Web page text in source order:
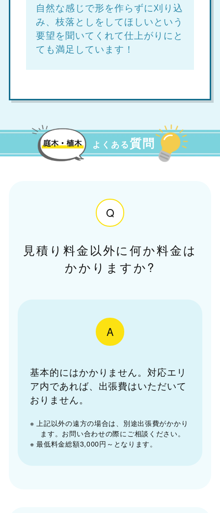
自然な感じで形を作らずに刈り込
み、枝落としをしてほしいという
要望を聞いてくれて仕上がりにと
ても満足しています！
よくある質問
Q
見積り料金以外に何か料金は
かかりますか?
A
基本的にはかかりません。対応エリ
ア内であれば、出張費はいただいて
おりません。
※ 上記以外の遠方の場合は、別途出張費がかかり
ます。お問い合わせの際にご相談ください。
※ 最低料金総額3,000円～となります。